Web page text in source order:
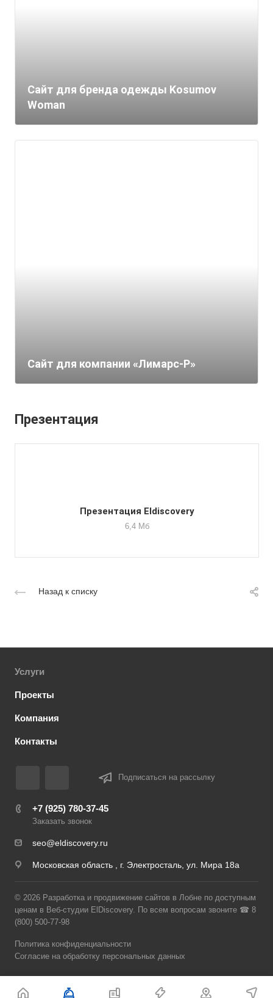
Сайт для бренда одежды Kosumov
Woman
Сайт для компании «Лимарс-Р»
Презентация
Презентация Eldiscovery
6,4 Мб
Назад к списку
Услуги
Проекты
Компания
Контакты
Подписаться на рассылку
+7 (925) 780-37-45
Заказать звонок
seo@eldiscovery.ru
Московская область , г. Электросталь, ул. Мира 18а
© 2026 Разработка и продвижение сайтов в Лобне по доступным
ценам в Веб-студии ElDiscovery. По всем вопросам звоните ☎ 8
(800) 500-77-98
Политика конфиденциальности
Согласие на обработку персональных данных